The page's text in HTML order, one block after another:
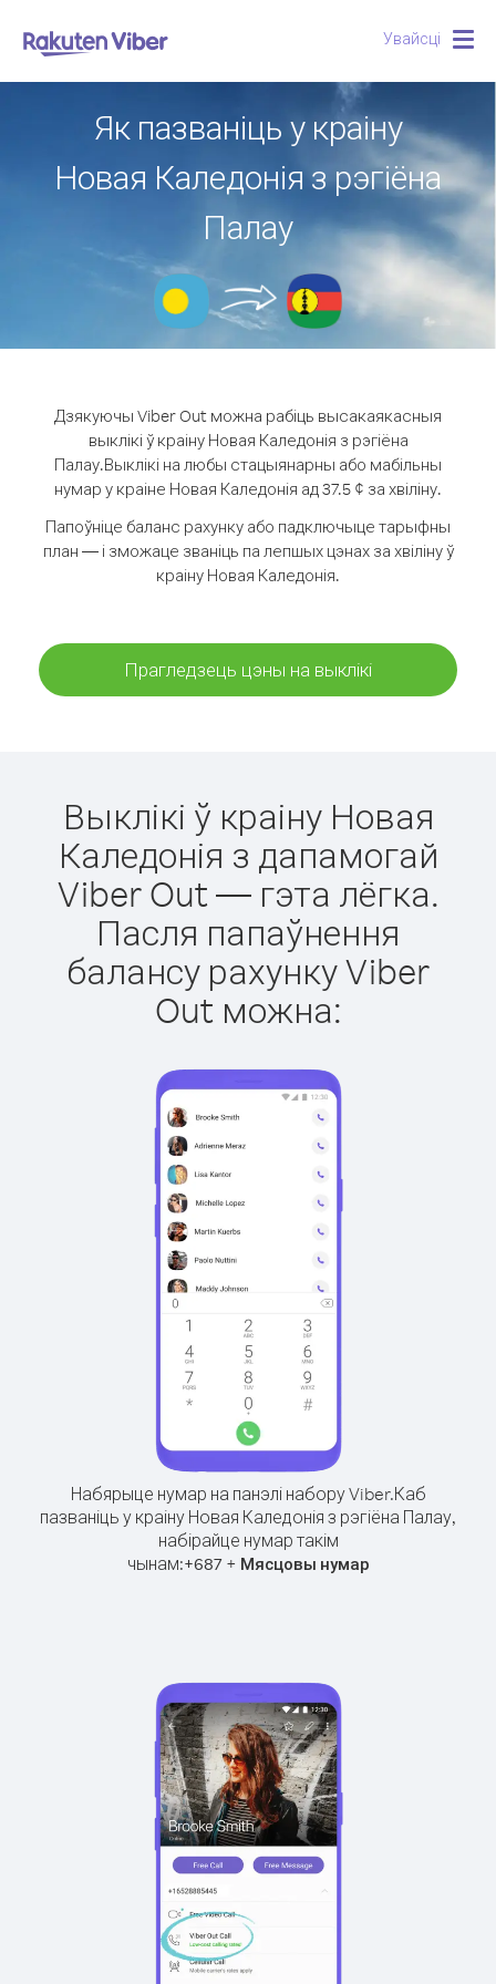
Увайсці
Як пазваніць у краіну
Новая Каледонія з рэгіёна
Палау
Дзякуючы Viber Out можна рабіць высакаякасныя
выклікі ў краіну Новая Каледонія з рэгіёна
Палау.Выклікі на любы стацыянарны або мабільны
нумар у краіне Новая Каледонія ад 37.5 ¢ за хвіліну.
Папоўніце баланс рахунку або падключыце тарыфны
план — і зможаце званіць па лепшых цэнах за хвіліну ў
краіну Новая Каледонія.
Прагледзець цэны на выклікі
Выклікі ў краіну Новая
Каледонія з дапамогай
Viber Out — гэта лёгка.
Пасля папаўнення
балансу рахунку Viber
Out можна:
Набярыце нумар на панэлі набору Viber.Каб
пазваніць у краіну Новая Каледонія з рэгіёна Палау,
набірайце нумар такім
чынам:+687+ Мясцовы нумар